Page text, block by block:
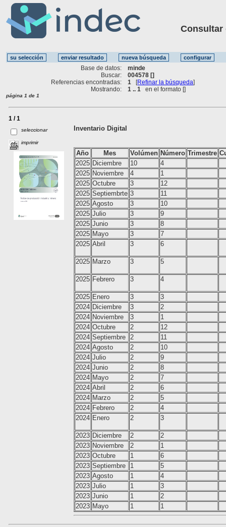
Consultar
Base de datos:
minde
Buscar:
004578 []
Referencias encontradas:
1 [Refinar la búsqueda]
Mostrando:
1 .. 1 en el formato []
página 1 de 1
1 / 1
seleccionar
imprimir
Inventario Digital
Año Mes Volúmen Número Trimestre
2025 Diciembre 10
4
2025 Noviembre 4
1
2025 Octubre 3
12
2025 Septiembrte 3
11
2025 Agosto 3
10
2025 Julio 3
9
2025 Junio 3
8
2025 Mayo 3
7
2025 Abril 3 6
2025 Marzo 3 5
2025 Febrero 3 4
2025 Enero 3
3
2024 Diciembre 3
2
2024 Noviembre 3
1
2024 Octubre 2
12
2024 Septiembre 2
11
2024 Agosto 2
10
2024 Julio 2
9
2024 Junio 2
8
2024 Mayo 2
7
2024 Abril 2
6
2024 Marzo 2
5
2024 Febrero 2
4
2024 Enero 2 3
2023 Diciembre 2
2
2023 Noviembre 2
1
2023 Octubre 1
6
2023 Septiembre 1
5
2023 Agosto 1
4
2023 Julio 1
3
2023 Junio 1
2
2023 Mayo 1 1